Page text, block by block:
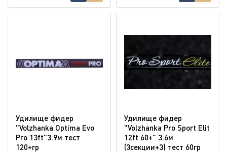
Удилище фидер
"Volzhanka Optima Evo
Pro 13ft"3.9м тест
120+гр
Удилище фидер
"Volzhanka Pro Sport Elit
12ft 60+" 3.6м
(3секции+3) тест 60гр